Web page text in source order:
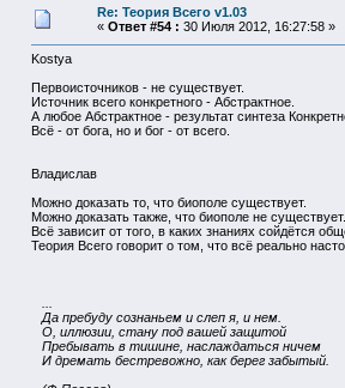
Re: Теория Всего v1.03
« Ответ #54 : 30 Июля 2012, 16:27:58 »
Kostya
Первоисточников - не существует.
Источник всего конкретного - Абстрактное.
А любое Абстрактное - результат синтеза
Всё - от бога, но и бог - от всего.
Владислав
Можно доказать то, что биополе существует.
Можно доказать также, что биополе не существует.
Всё зависит от того, в каких знаниях сойдётся
Теория Всего говорит о том, что всё реально
Да пребуду сознаньем и слеп я, и нем.
О, иллюзии, стану под вашей защитой
Пребывать в тишине, наслаждаться ничем
И дремать бестревожно, как берег забытый.